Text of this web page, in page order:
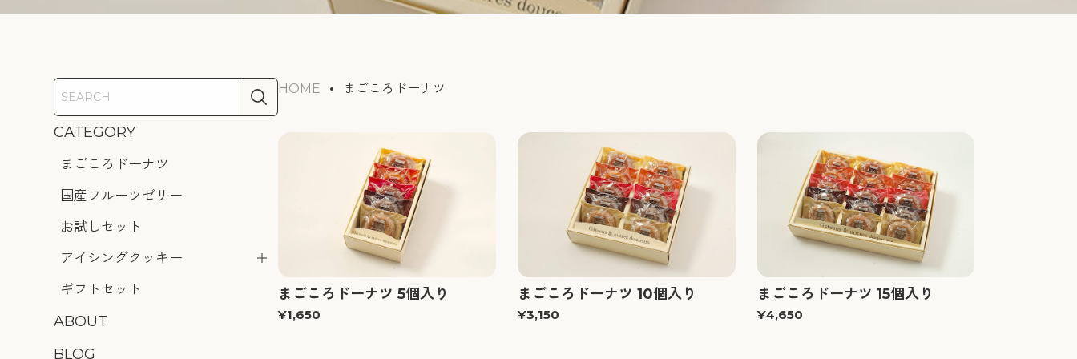
CATEGORY
まごころドーナツ
国産フルーツゼリー
お試しセット
アイシングクッキー
ギフトセット
ABOUT
BLOG
HOME まごころドーナツ
まごころドーナツ 5個入り
¥1,650
まごころドーナツ 10個入り
¥3,150
まごころドーナツ 15個入り
¥4,650